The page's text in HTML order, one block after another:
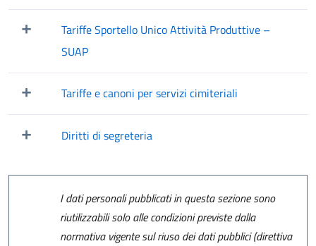
Mostra/Nascondi elementi figli
Mostra/Nascondi elementi figli
Tariffe Sportello Unico Attività Produttive –
SUAP
Mostra/Nascondi elementi figli
Tariffe e canoni per servizi cimiteriali
Diritti di segreteria
I dati personali pubblicati in questa sezione sono
riutilizzabili solo alle condizioni previste dalla
normativa vigente sul riuso dei dati pubblici (direttiva